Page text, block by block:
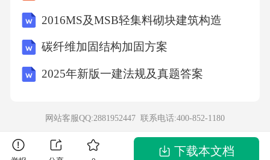
战，亟需引入科技创新手段，提升保护工作的
精准性和有效性。近年来，国家高度重视生物
多样性保护工作，提出要加强科技支撑，推动
野生动植物保护现代化。在此背景下，开展202
新解决当前保护工作中的痛点难点问题，提升
野生动植物保护水平，具有重要的现实意义和
2016MS及MSB轻集料砌块建筑构造
碳纤维加固结构加固方案
2025年新版一建法规及真题答案
网站客服QQ:2881952447 联系电话:400-852-1180
下载本文档